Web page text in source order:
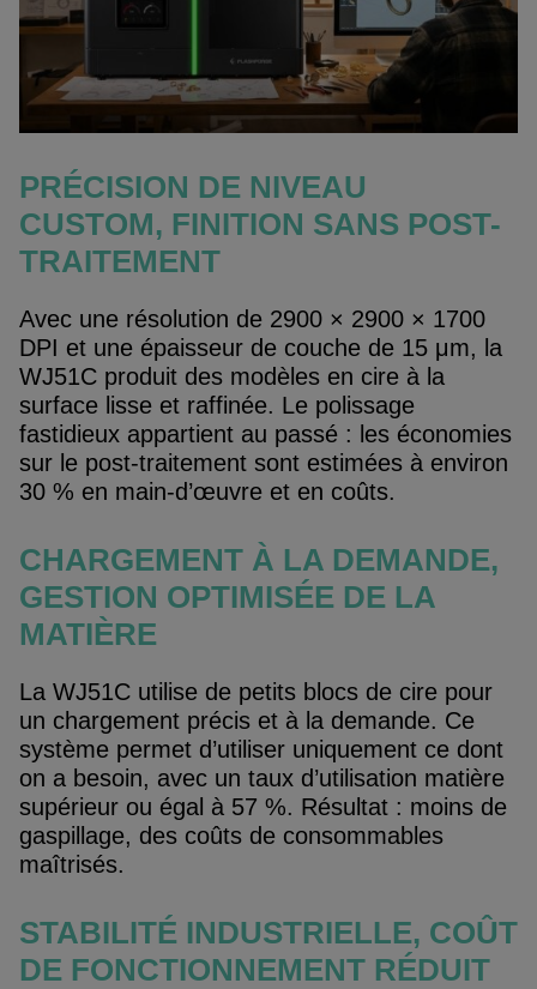
PRÉCISION DE NIVEAU
CUSTOM, FINITION SANS POST-
TRAITEMENT
Avec une résolution de 2900 × 2900 × 1700
DPI et une épaisseur de couche de 15 μm, la
WJ51C produit des modèles en cire à la
surface lisse et raffinée. Le polissage
fastidieux appartient au passé : les économies
sur le post-traitement sont estimées à environ
30 % en main-d’œuvre et en coûts.
CHARGEMENT À LA DEMANDE,
GESTION OPTIMISÉE DE LA
MATIÈRE
La WJ51C utilise de petits blocs de cire pour
un chargement précis et à la demande. Ce
système permet d’utiliser uniquement ce dont
on a besoin, avec un taux d’utilisation matière
supérieur ou égal à 57 %. Résultat : moins de
gaspillage, des coûts de consommables
maîtrisés.
STABILITÉ INDUSTRIELLE, COÛT
DE FONCTIONNEMENT RÉDUIT